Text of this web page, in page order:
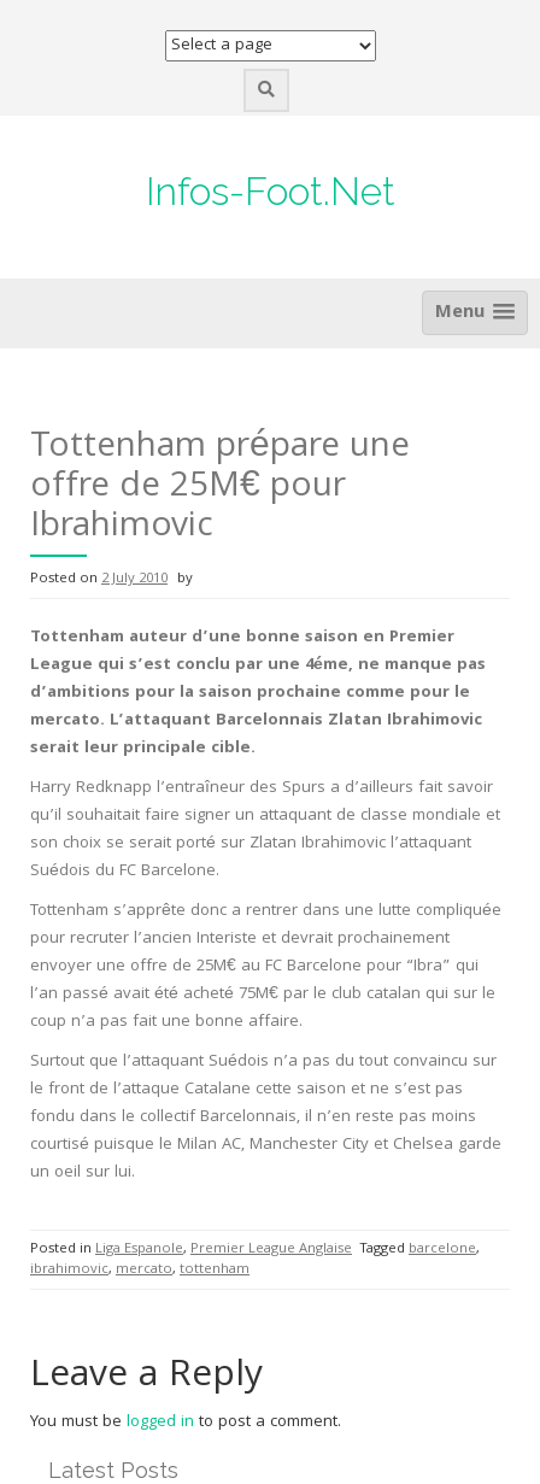
Infos-Foot.Net
Menu
Tottenham prépare une
offre de 25M€ pour
Ibrahimovic
Posted on 2 July 2010 by
Tottenham auteur d’une bonne saison en Premier
League qui s’est conclu par une 4éme, ne manque pas
d’ambitions pour la saison prochaine comme pour le
mercato. L’attaquant Barcelonnais Zlatan Ibrahimovic
serait leur principale cible.
Harry Redknapp l’entraîneur des Spurs a d’ailleurs fait savoir
qu’il souhaitait faire signer un attaquant de classe mondiale et
son choix se serait porté sur Zlatan Ibrahimovic l’attaquant
Suédois du FC Barcelone.
Tottenham s’apprête donc a rentrer dans une lutte compliquée
pour recruter l’ancien Interiste et devrait prochainement
envoyer une offre de 25M€ au FC Barcelone pour “Ibra” qui
l’an passé avait été acheté 75M€ par le club catalan qui sur le
coup n’a pas fait une bonne affaire.
Surtout que l’attaquant Suédois n’a pas du tout convaincu sur
le front de l’attaque Catalane cette saison et ne s’est pas
fondu dans le collectif Barcelonnais, il n’en reste pas moins
courtisé puisque le Milan AC, Manchester City et Chelsea garde
un oeil sur lui.
Posted in Liga Espanole, Premier League Anglaise Tagged barcelone,
ibrahimovic, mercato, tottenham
Leave a Reply
You must be logged in to post a comment.
Latest Posts